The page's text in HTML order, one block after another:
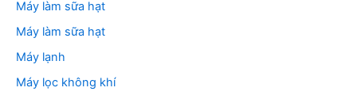
Máy làm sữa hạt
Máy làm sữa hạt
Máy lạnh
Máy lọc không khí